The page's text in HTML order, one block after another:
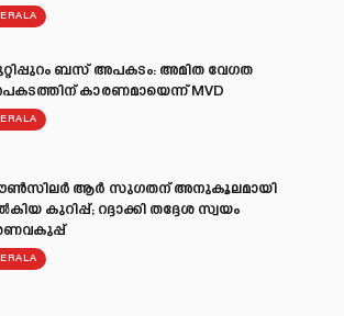
ബസ് അപകടം: അമിത വേഗത
കാരണമായെന്ന് MVD
ആർ സുഗതന് അനുകൂലമായി
കുറിപ്പ്; റദ്ദാക്കി തദ്ദേശ സ്വയം